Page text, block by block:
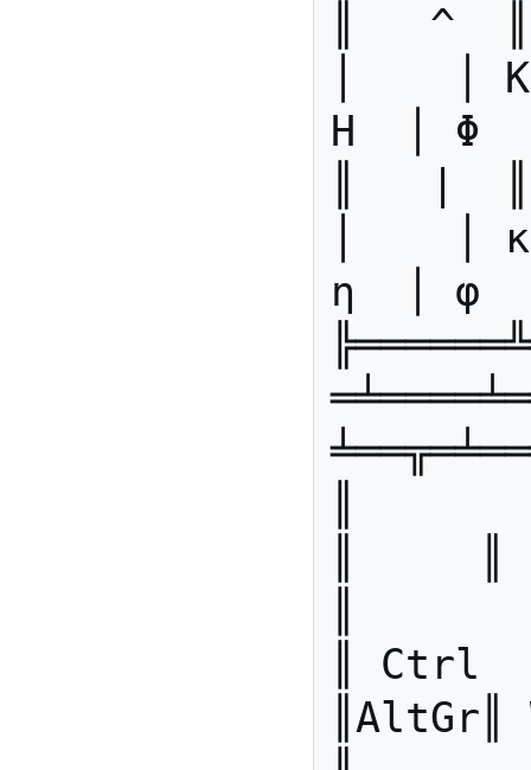
║   ^
│    │
Η  │ Φ
│    │
η  │ φ
║ Ctrl